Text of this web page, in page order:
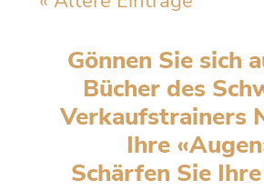
Gönnen Sie sich
Bücher des
Verkaufstrainers
Ihre
Schärfen Sie